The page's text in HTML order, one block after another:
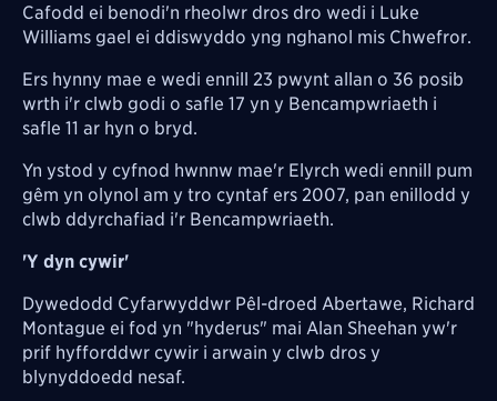
Cafodd ei benodi'n rheolwr dros dro wedi i Luke
Williams gael ei ddiswyddo yng nghanol mis Chwefror.
Ers hynny mae e wedi ennill 23 pwynt allan o 36 posib
wrth i'r clwb godi o safle 17 yn y Bencampwriaeth i
safle 11 ar hyn o bryd.
Yn ystod y cyfnod hwnnw mae'r Elyrch wedi ennill pum
gêm yn olynol am y tro cyntaf ers 2007, pan enillodd y
clwb ddyrchafiad i'r Bencampwriaeth.
'Y dyn cywir'
Dywedodd Cyfarwyddwr Pêl-droed Abertawe, Richard
Montague ei fod yn "hyderus" mai Alan Sheehan yw'r
prif hyfforddwr cywir i arwain y clwb dros y
blynyddoedd nesaf.